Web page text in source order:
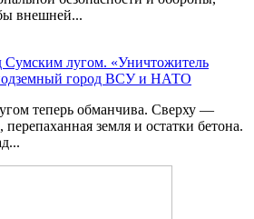
внешней...
Сумским лугом. «Уничтожитель
город ВСУ и НАТО
теперь обманчива. Сверху —
земля и остатки бетона.